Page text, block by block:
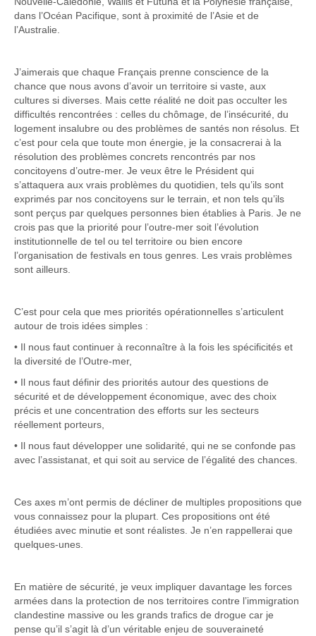
dans l’Océan Pacifique, sont à proximité de l’Asie et de
l’Australie.
J’aimerais que chaque Français prenne conscience de la
chance que nous avons d’avoir un territoire si vaste, aux
cultures si diverses. Mais cette réalité ne doit pas occulter les
difficultés rencontrées : celles du chômage, de l’insécurité, du
logement insalubre ou des problèmes de santés non résolus. Et
c’est pour cela que toute mon énergie, je la consacrerai à la
résolution des problèmes concrets rencontrés par nos
concitoyens d’outre-mer. Je veux être le Président qui
s’attaquera aux vrais problèmes du quotidien, tels qu’ils sont
exprimés par nos concitoyens sur le terrain, et non tels qu’ils
sont perçus par quelques personnes bien établies à Paris. Je ne
crois pas que la priorité pour l’outre-mer soit l’évolution
institutionnelle de tel ou tel territoire ou bien encore
l’organisation de festivals en tous genres. Les vrais problèmes
sont ailleurs.
C’est pour cela que mes priorités opérationnelles s’articulent
autour de trois idées simples :
• Il nous faut continuer à reconnaître à la fois les spécificités et
la diversité de l’Outre-mer,
• Il nous faut définir des priorités autour des questions de
sécurité et de développement économique, avec des choix
précis et une concentration des efforts sur les secteurs
réellement porteurs,
• Il nous faut développer une solidarité, qui ne se confonde pas
avec l’assistanat, et qui soit au service de l’égalité des chances.
Ces axes m’ont permis de décliner de multiples propositions que
vous connaissez pour la plupart. Ces propositions ont été
étudiées avec minutie et sont réalistes. Je n’en rappellerai que
quelques-unes.
En matière de sécurité, je veux impliquer davantage les forces
armées dans la protection de nos territoires contre l’immigration
clandestine massive ou les grands trafics de drogue car je
pense qu’il s’agit là d’un véritable enjeu de souveraineté